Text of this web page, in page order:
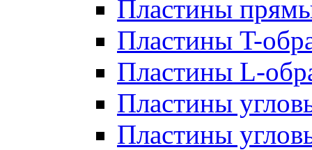
Пластины
Пластины T-
Пластины L-
Пластины
Пластины